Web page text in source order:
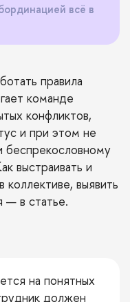
всё в
правила
команде
конфликтов,
и при этом не
беспрекословному
выстраивать и
выявить
— в статье.
на понятных
должен